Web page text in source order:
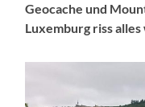
Geocache und
Luxemburg riss